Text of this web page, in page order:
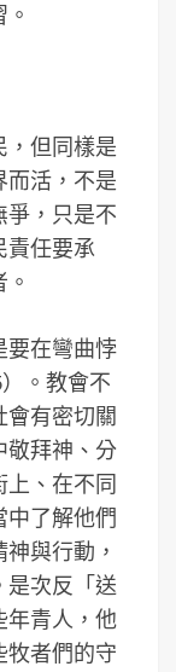
，但同樣是
而活，不是
爭，只是不
責任要承
要在彎曲悖
。教會不
有密切關
敬拜神、分
、在不同
了解他們
與行動，
是次反「送
年青人，他
牧者們的守